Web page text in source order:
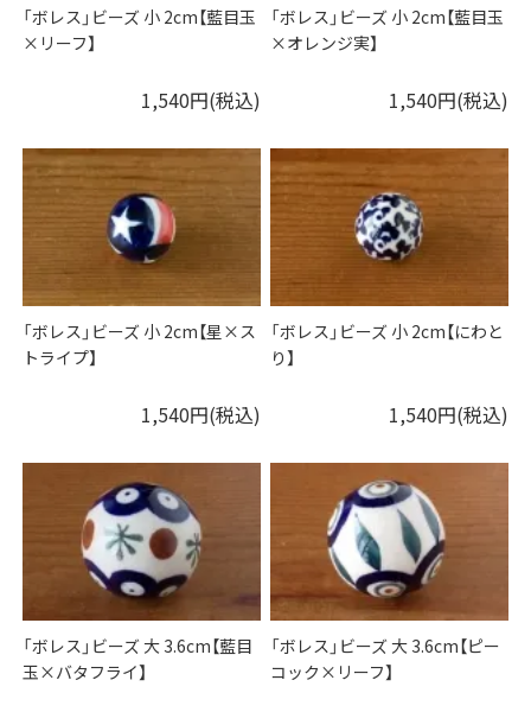
「ボレス」ビーズ 小 2cm【藍目玉
×リーフ】
1,540円(税込)
「ボレス」ビーズ 小 2cm【藍目玉
×オレンジ実】
1,540円(税込)
「ボレス」ビーズ 小 2cm【星×ス
トライプ】
1,540円(税込)
「ボレス」ビーズ 小 2cm【にわと
り】
1,540円(税込)
「ボレス」ビーズ 大 3.6cm【藍目
玉×バタフライ】
「ボレス」ビーズ 大 3.6cm【ピー
コック×リーフ】